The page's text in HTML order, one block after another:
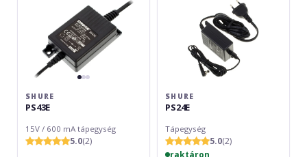
SHURE
PS43E
15V / 600 mA tápegység
5.0(2)
SHURE
PS24E
Tápegység
5.0(2)